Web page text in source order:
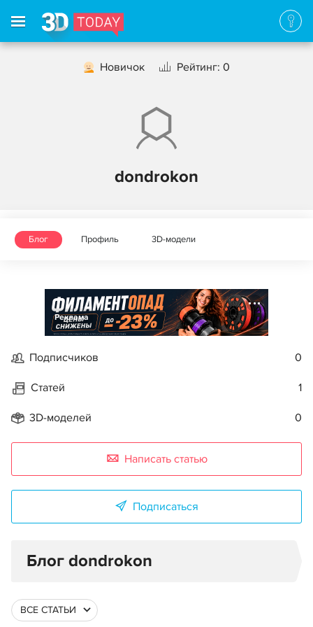
Новичок Рейтинг: 0
dondrokon
Блог Профиль 3D-модели
Реклама
Подписчиков 0
Статей 1
3D-моделей 0
Написать статью
Подписаться
Блог dondrokon
ВСЕ СТАТЬИ